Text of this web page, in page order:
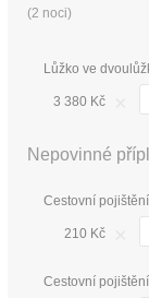
(2 noci)
Lůžko ve
3 380 Kč
Nepovinné
Cestovní
210 Kč
Cestovní